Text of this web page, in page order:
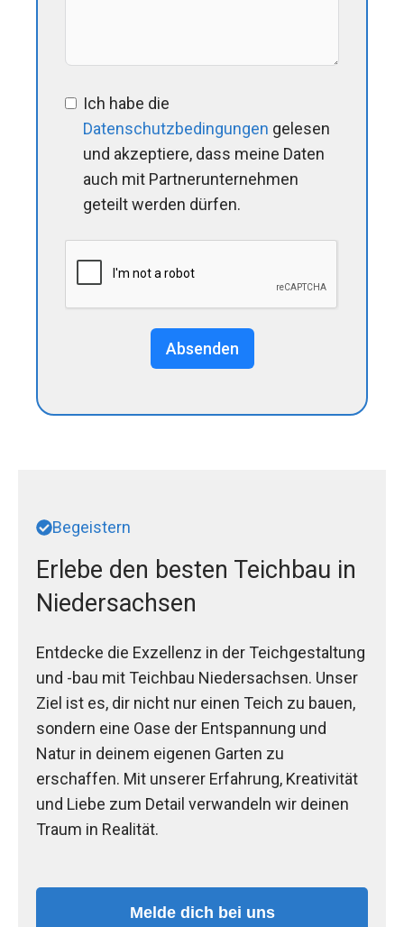
Ich habe die
Datenschutzbedingungen gelesen
und akzeptiere, dass meine Daten
auch mit Partnerunternehmen
geteilt werden dürfen.
Absenden
Begeistern
Erlebe den besten Teichbau in
Niedersachsen
Entdecke die Exzellenz in der Teichgestaltung
und -bau mit Teichbau Niedersachsen. Unser
Ziel ist es, dir nicht nur einen Teich zu bauen,
sondern eine Oase der Entspannung und
Natur in deinem eigenen Garten zu
erschaffen. Mit unserer Erfahrung, Kreativität
und Liebe zum Detail verwandeln wir deinen
Traum in Realität.
Melde dich bei uns